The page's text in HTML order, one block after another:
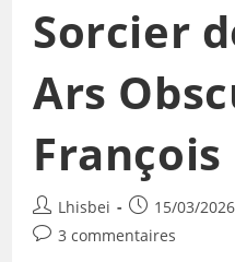
Sorcier
Ars
Lhisbei 15/03/2026
3 commentaires